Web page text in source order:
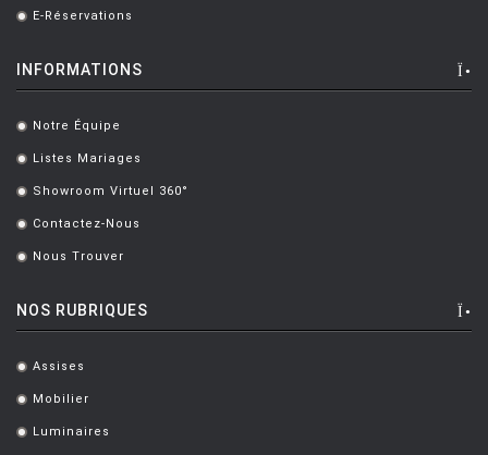
. E-Réservations
INFORMATIONS
. Notre Équipe
. Listes Mariages
. Showroom Virtuel 360°
. Contactez-Nous
. Nous Trouver
NOS RUBRIQUES
. Assises
. Mobilier
. Luminaires